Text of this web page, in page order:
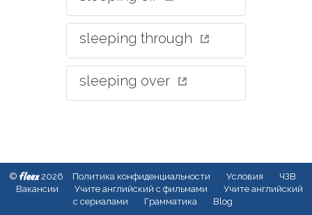
sleeping through
sleeping over
© fleex2026 Политика конфиденциальности Условия
ЧЗВ
Вакансии
Учите английский с фильмами
Учите английский
с сериалами
Грамматика Blog